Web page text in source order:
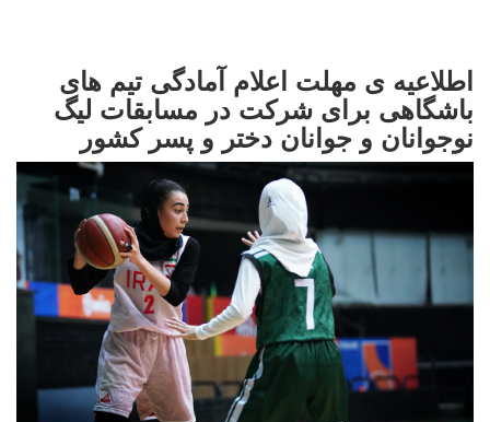
اطلاعیه ی مهلت اعلام آمادگی تیم های
باشگاهی برای شرکت در مسابقات لیگ
نوجوانان و جوانان دختر و پسر کشور